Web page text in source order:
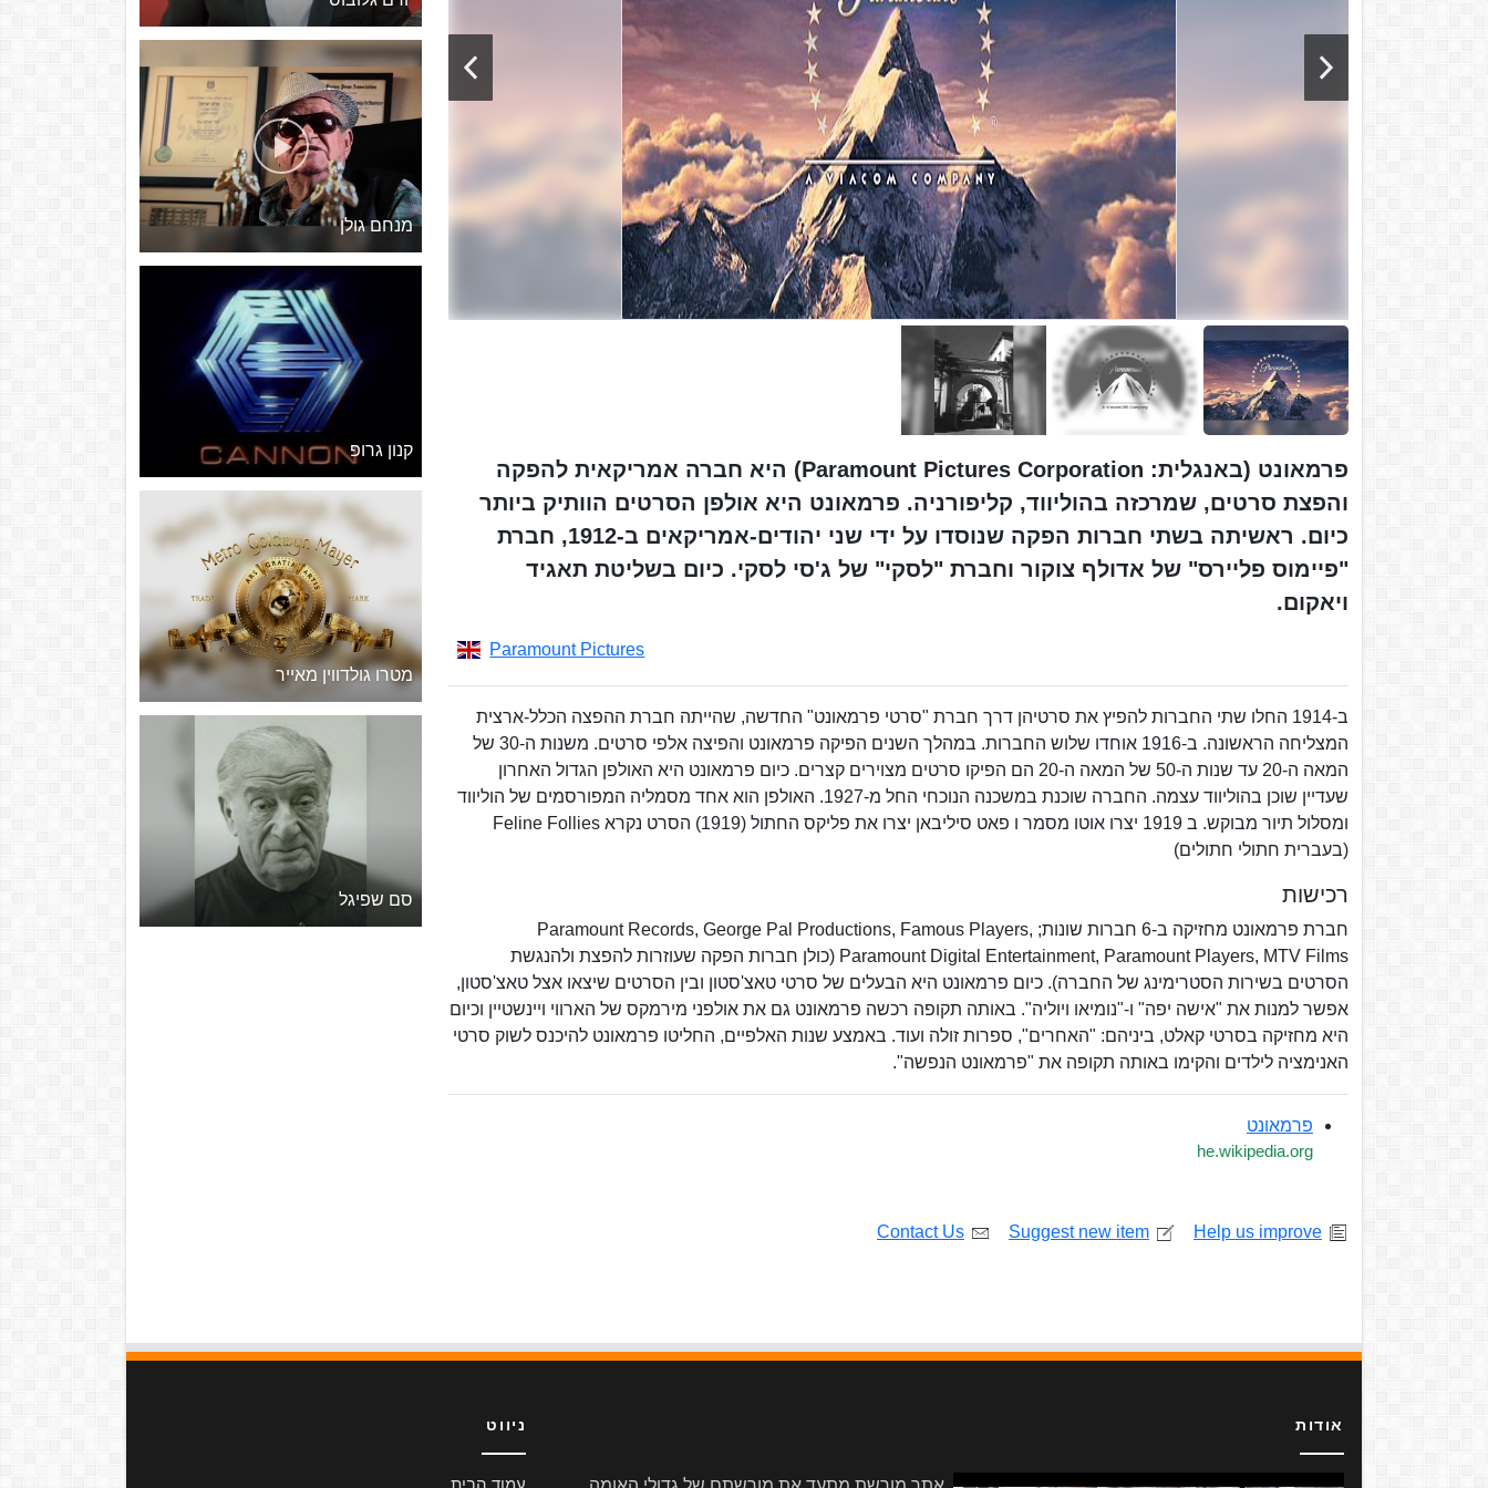
פרמאונט (באנגלית: Paramount Pictures Corporation) היא חברה אמריקאית להפקה
והפצת סרטים, שמרכזה בהוליווד, קליפורניה. פרמאונט היא אולפן הסרטים הוותיק ביותר
כיום. ראשיתה בשתי חברות הפקה שנוסדו על ידי שני יהודים-אמריקאים ב-1912, חברת
"פיימוס פליירס" של אדולף צוקור וחברת "לסקי" של ג'סי לסקי. כיום בשליטת תאגיד
ויאקום.
Paramount Pictures
ב-1914 החלו שתי החברות להפיץ את סרטיהן דרך חברת "סרטי פרמאונט" החדשה, שהייתה חברת ההפצה הכלל-ארצית
המצליחה הראשונה. ב-1916 אוחדו שלוש החברות. במהלך השנים הפיקה פרמאונט והפיצה אלפי סרטים. משנות ה-30 של
המאה ה-20 עד שנות ה-50 של המאה ה-20 הם הפיקו סרטים מצוירים קצרים. כיום פרמאונט היא האולפן הגדול האחרון
שעדיין שוכן בהוליווד עצמה. החברה שוכנת במשכנה הנוכחי החל מ-1927. האולפן הוא אחד מסמליה המפורסמים של הוליווד
ומסלול תיור מבוקש. ב 1919 יצרו אוטו מסמר ו פאט סיליבאן יצרו את פליקס החתול (1919) הסרט נקרא Feline Follies
(בעברית חתולי חתולים)
רכישות
חברת פרמאונט מחזיקה ב-6 חברות שונות; Paramount Records, George Pal Productions, Famous Players,
Paramount Digital Entertainment, Paramount Players, MTV Films (כולן חברות הפקה שעוזרות להפצת ולהנגשת
הסרטים בשירות הסטרימינג של החברה). כיום פרמאונט היא הבעלים של סרטי טאצ'סטון ובין הסרטים שיצאו אצל טאצ'סטון,
אפשר למנות את "אישה יפה" ו-"נומיאו ויוליה". באותה תקופה רכשה פרמאונט גם את אולפני מירמקס של הארווי ויינשטיין וכיום
היא מחזיקה בסרטי קאלט, ביניהם: "האחרים", ספרות זולה ועוד. באמצע שנות האלפיים, החליטו פרמאונט להיכנס לשוק סרטי
האנימציה לילדים והקימו באותה תקופה את "פרמאונט הנפשה".
פרמאונט
he.wikipedia.org
Help us improve
Suggest new item
Contact Us
מנחם גולן
קנון גרופ
מטרו גולדווין מאייר
סם שפיגל
אודות ניווט
עמוד הבית